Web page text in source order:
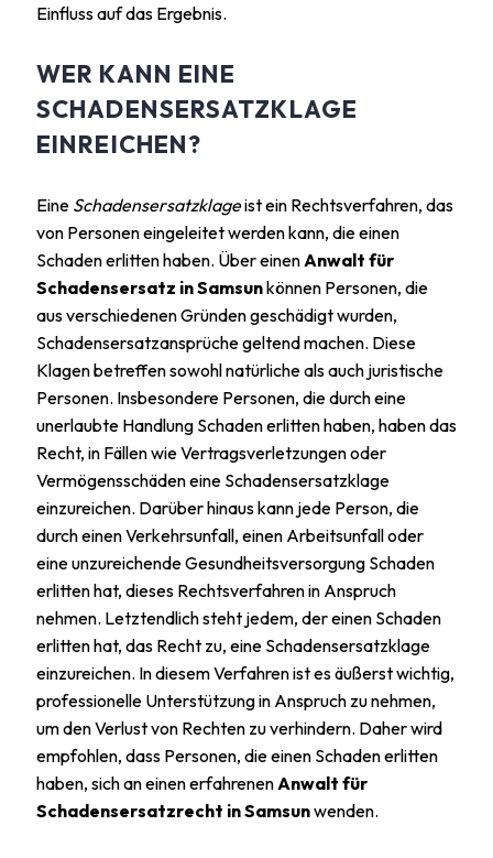
Einfluss auf das Ergebnis.
WER KANN EINE
SCHADENSERSATZKLAGE
EINREICHEN?
Eine Schadensersatzklageist ein Rechtsverfahren, das
von Personen eingeleitet werden kann, die einen
Schaden erlitten haben. Über einen Anwalt für
Schadensersatz in Samsunkönnen Personen, die
aus verschiedenen Gründen geschädigt wurden,
Schadensersatzansprüche geltend machen. Diese
Klagen betreffen sowohl natürliche als auch juristische
Personen. Insbesondere Personen, die durch eine
unerlaubte Handlung Schaden erlitten haben, haben das
Recht, in Fällen wie Vertragsverletzungen oder
Vermögensschäden eine Schadensersatzklage
einzureichen. Darüber hinaus kann jede Person, die
durch einen Verkehrsunfall, einen Arbeitsunfall oder
eine unzureichende Gesundheitsversorgung Schaden
erlitten hat, dieses Rechtsverfahren in Anspruch
nehmen. Letztendlich steht jedem, der einen Schaden
erlitten hat, das Recht zu, eine Schadensersatzklage
einzureichen. In diesem Verfahren ist es äußerst wichtig,
professionelle Unterstützung in Anspruch zu nehmen,
um den Verlust von Rechten zu verhindern. Daher wird
empfohlen, dass Personen, die einen Schaden erlitten
haben, sich an einen erfahrenen Anwalt für
Schadensersatzrecht in Samsunwenden.